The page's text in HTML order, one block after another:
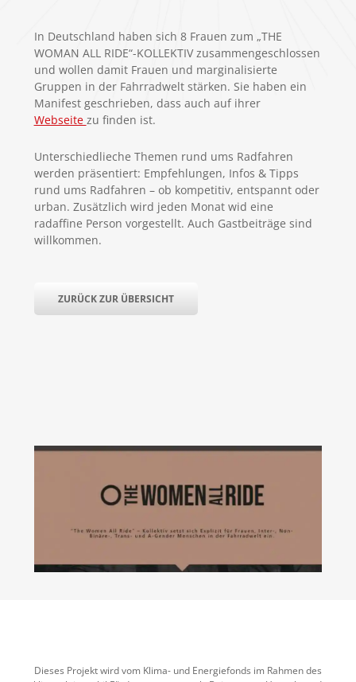
In Deutschland haben sich 8 Frauen zum „THE
WOMAN ALL RIDE“-KOLLEKTIV zusammengeschlossen
und wollen damit Frauen und marginalisierte
Gruppen in der Fahrradwelt stärken. Sie haben ein
Manifest geschrieben, dass auch auf ihrer
Webseite zu finden ist.
Unterschiedlieche Themen rund ums Radfahren
werden präsentiert: Empfehlungen, Infos & Tipps
rund ums Radfahren – ob kompetitiv, entspannt oder
urban. Zusätzlich wird jeden Monat wid eine
radaffine Person vorgestellt. Auch Gastbeiträge sind
willkommen.
ZURÜCK ZUR ÜBERSICHT
Dieses Projekt wird vom Klima- und Energiefonds im Rahmen des